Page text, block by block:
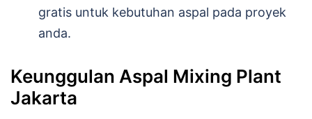
gratis untuk kebutuhan aspal pada proyek
anda.
Keunggulan Aspal Mixing Plant
Jakarta